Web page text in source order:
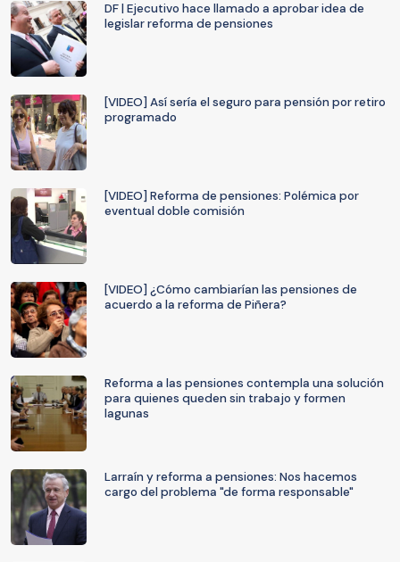
DF | Ejecutivo hace llamado a aprobar idea de
legislar reforma de pensiones
[VIDEO] Así sería el seguro para pensión por retiro
programado
[VIDEO] Reforma de pensiones: Polémica por
eventual doble comisión
[VIDEO] ¿Cómo cambiarían las pensiones de
acuerdo a la reforma de Piñera?
Reforma a las pensiones contempla una solución
para quienes queden sin trabajo y formen
lagunas
Larraín y reforma a pensiones: Nos hacemos
cargo del problema "de forma responsable"